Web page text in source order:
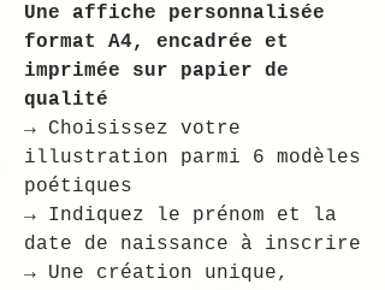
Une affiche personnalisée
format A4, encadrée et
imprimée sur papier de
qualité
→ Choisissez votre
illustration parmi 6 modèles
poétiques
→ Indiquez le prénom et la
date de naissance à inscrire
→ Une création unique,